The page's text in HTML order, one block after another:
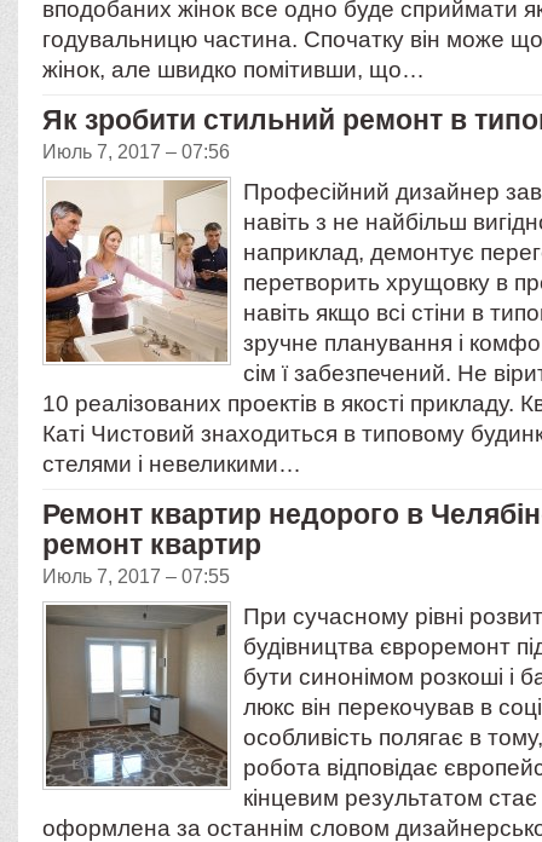
вподобаних жінок все одно буде сприймати
годувальницю частина. Спочатку він може
жінок, але швидко помітивши, що…
Як зробити стильний ремонт в
Июль 7, 2017 – 07:56
Професійний дизайнер
навіть з не найбільш
наприклад, демонтує
перетворить хрущовку в
навіть якщо всі стіни в
зручне планування і
сім ї забезпечений. Не
10 реалізованих проектів в якості прикладу.
Каті Чистовий знаходиться в типовому
стелями і невеликими…
Ремонт квартир недорого в
ремонт квартир
Июль 7, 2017 – 07:55
При сучасному рівні
будівництва євроремонт
бути синонімом розкоші і
люкс він перекочував в
особливість полягає в
робота відповідає
кінцевим результатом
оформлена за останнім словом